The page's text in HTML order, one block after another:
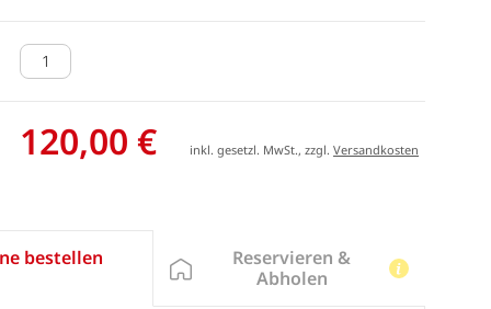
120,00 € inkl. gesetzl. MwSt., zzgl.Versandkosten
bestellen
Reservieren &
Abholen